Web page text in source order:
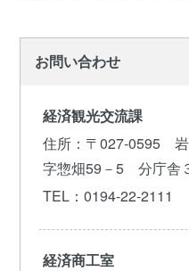
お問い合わせ
経済観光交流課
住所 ：〒027-0595
字惣畑59－5 分庁舎
TEL ：0194-22-2111
経済商工室